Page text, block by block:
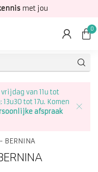
met jou
0
van 11u tot
13u30 tot 17u. Komen
afspraak